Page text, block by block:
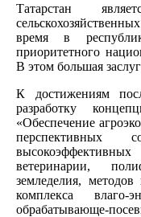
Татарстан
время в
приоритетного
В этом большая
К достижениям
разработку
«Обеспечение
перспективных
ветеринарии,
земледелия,
комплекса влаго-
обрабатывающе-